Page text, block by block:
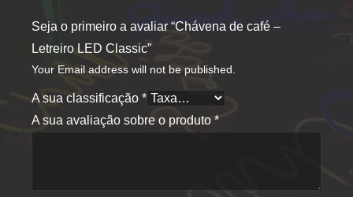
Seja o primeiro a avaliar “Chávena de café –
Letreiro LED Classic”
Your Email address will not be published.
A sua classificação *
A sua avaliação sobre o produto *